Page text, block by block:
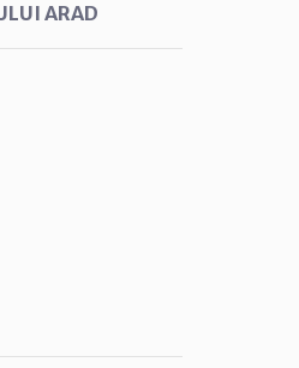
ARAD